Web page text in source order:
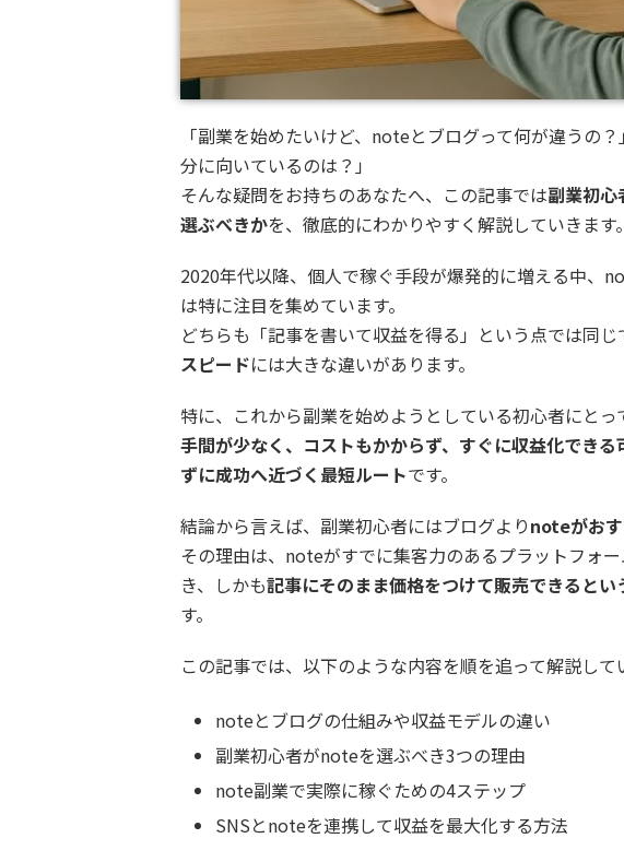
「副業を始めたいけど、noteとブログって何が違うの
分に向いているのは？」
そんな疑問をお持ちのあなたへ、この記事では副業初
選ぶべきかを、徹底的にわかりやすく解説していきます。
2020年代以降、個人で稼ぐ手段が爆発的に増える中、
は特に注目を集めています。
どちらも「記事を書いて収益を得る」という点では同じ
スピードには大きな違いがあります。
特に、これから副業を始めようとしている初心者にとっ
手間が少なく、コストもかからず、すぐに収益化でき
ずに成功へ近づく最短ルートです。
結論から言えば、副業初心者にはブログよりnoteがお
その理由は、noteがすでに集客力のあるプラットフォ
き、しかも記事にそのまま価格をつけて販売できると
す。
この記事では、以下のような内容を順を追って解説して
noteとブログの仕組みや収益モデルの違い
副業初心者がnoteを選ぶべき3つの理由
note副業で実際に稼ぐための4ステップ
SNSとnoteを連携して収益を最大化する方法